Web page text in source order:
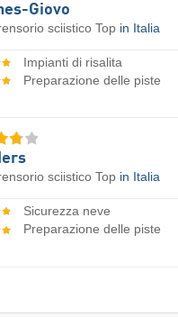
Giovo
sciistico Top in Italia
Impianti di risalita
Preparazione delle piste
sciistico Top in Italia
Sicurezza neve
Preparazione delle piste